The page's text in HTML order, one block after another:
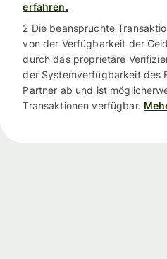
erfahren.
2 Die beanspruchte
von der Verfügbarkeit der
durch das proprietäre
der Systemverfügbarkeit des
Partner ab und ist
Transaktionen verfügbar.